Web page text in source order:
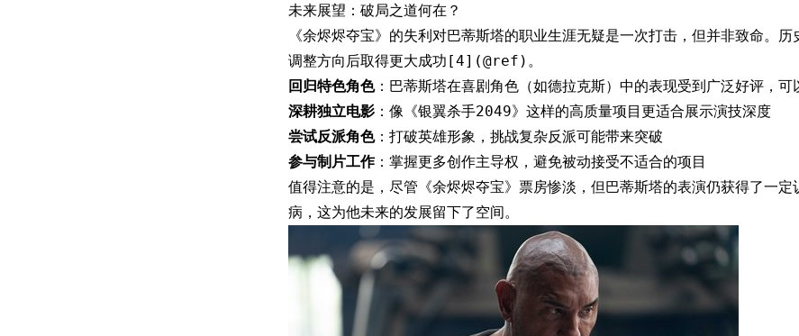
未来展望：破局之道何在？
《余烬烬夺宝》的失利对巴蒂斯塔的职业生涯无疑是一次打击，但并非致命。
调整方向后取得更大成功[4](@ref)。
回归特色角色：巴蒂斯塔在喜剧角色（如德拉克斯）中的表现受到广泛好评，可
深耕独立电影 ：像《银翼杀手2049》这样的高质量项目更适合展示演技深度
尝试反派角色：打破英雄形象，挑战复杂反派可能带来突破
参与制片工作：掌握更多创作主导权，避免被动接受不适合的项目
值得注意的是，尽管《余烬烬夺宝》票房惨淡，但巴蒂斯塔的表演仍获得了一
病，这为他未来的发展留下了空间。